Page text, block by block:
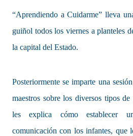
“Aprendiendo a Cuidarme” lleva
guiñol todos los viernes a planteles
la capital del Estado.
Posteriormente se imparte una
maestros sobre los diversos tipos
les explica cómo establecer
comunicación con los infantes, que